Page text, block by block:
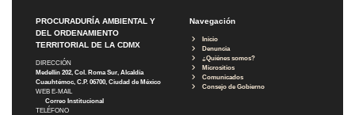
PROCURADURÍA AMBIENTAL Y
DEL ORDENAMIENTO
TERRITORIAL DE LA CDMX
DIRECCIÓN
Medellín 202, Col. Roma Sur, Alcaldía
Cuauhtémoc, C.P. 06700, Ciudad de México
WEB E-MAIL
Correo Institucional
TELÉFONO
Navegación
Inicio
Denuncia
¿Quiénes somos?
Micrositios
Comunicados
Consejo de Gobierno